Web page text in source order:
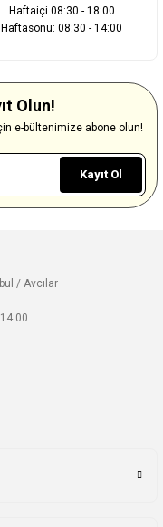
Haftaiçi 08:30 - 18:00
Haftasonu: 08:30 - 14:00
Olun!
e-bültenimize abone olun!
Kayıt Ol
/ Avcılar